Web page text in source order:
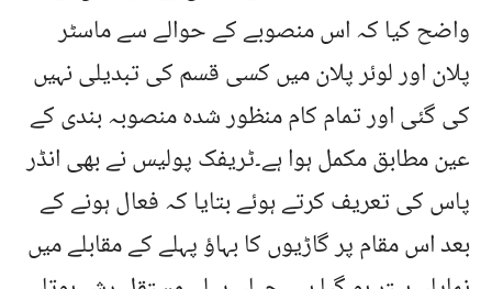
واضح کیا کہ اس منصوبے کے حوالے سے ماسٹر
پلان اور لوئر پلان میں کسی قسم کی تبدیلی نہیں
کی گئی اور تمام کام منظور شدہ منصوبہ بندی کے
عین مطابق مکمل ہوا ہے۔ٹریفک پولیس نے بھی انڈر
پاس کی تعریف کرتے ہوئے بتایا کہ فعال ہونے کے
بعد اس مقام پر گاڑیوں کا بہاؤ پہلے کے مقابلے میں